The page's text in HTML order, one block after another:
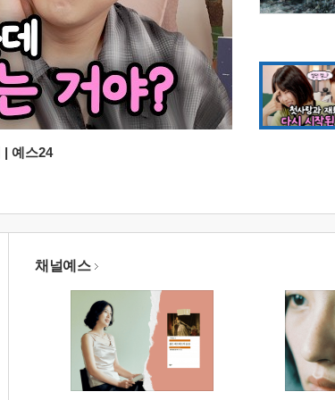
| 예스24
채널예스